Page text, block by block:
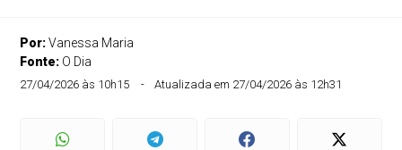
Por:Vanessa Maria
Fonte: O Dia
27/04/2026 às 10h15 Atualizada em 27/04/2026 às 12h31